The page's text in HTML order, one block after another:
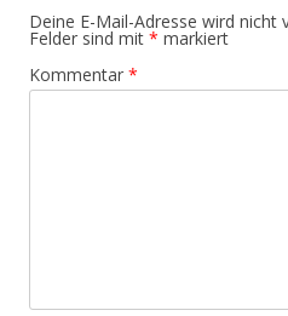
Deine E-Mail-Adresse wird nicht
Felder sind mit * markiert
Kommentar *